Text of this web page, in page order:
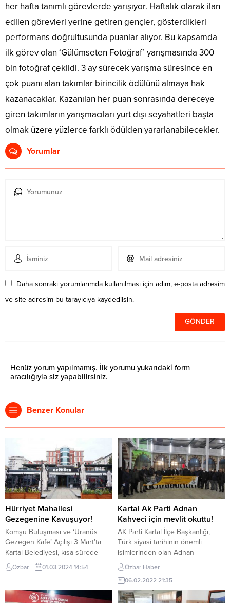
her hafta tanımlı görevlerde yarışıyor. Haftalık olarak ilan
edilen görevleri yerine getiren gençler, gösterdikleri
performans doğrultusunda puanlar alıyor. Bu kapsamda
ilk görev olan ‘Gülümseten Fotoğraf’ yarışmasında 300
bin fotoğraf çekildi. 3 ay sürecek yarışma süresince en
çok puanı alan takımlar birincilik ödülünü almaya hak
kazanacaklar. Kazanılan her puan sonrasında dereceye
giren takımların yarışmacıları yurt dışı seyahatleri başta
olmak üzere yüzlerce farklı ödülden yararlanabilecekler.
Yorumlar
Daha sonraki yorumlarımda kullanılması için adım, e-posta adresim
ve site adresim bu tarayıcıya kaydedilsin.
Henüz yorum yapılmamış. İlk yorumu yukarıdaki form
aracılığıyla siz yapabilirsiniz.
Benzer Konular
Hürriyet Mahallesi
Gezegenine Kavuşuyor!
Komşu Buluşması ve ‘Uranüs
Gezegen Kafe’ Açılışı 3 Mart’ta
Kartal Belediyesi, kısa sürede
gerçekleştirdiği çalışmalar ve
hayata geçirdiği projelerle ilçeye
yaşanabilir bir geleceğe taşımaya
Özbar 01.03.2024 14:54
Kartal Ak Parti Adnan
Kahveci için mevlit okuttu!
AK Parti Kartal İlçe Başkanlığı,
Türk siyasi tarihinin önemli
isimlerinden olan Adnan
Kahveci’yi ölümünün 29. yılında,
Uğurmumcu Mahallesi Adnan
Kahveci Camiinde düzenledikleri
“Kur’an Tilaveti ve Dua” programı
Özbar Haber
06.02.2022 21:35